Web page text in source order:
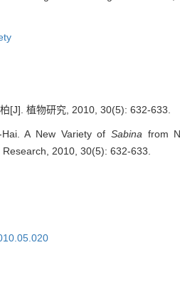
[J]. 植物研究, 2010, 30(5): 632-633.
Hai. A New Variety of Sabina from
2010, 30(5): 632-633.